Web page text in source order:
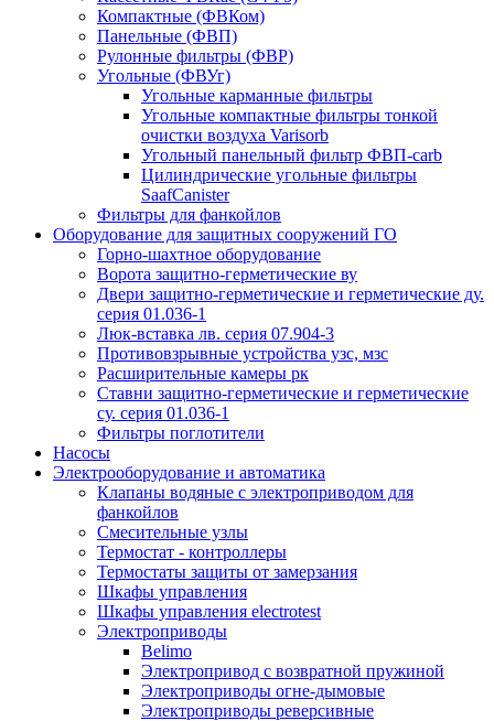
Компактные (ФВКом)
Панельные (ФВП)
Рулонные фильтры (ФВР)
Угольные (ФВУг)
Угольные карманные фильтры
Угольные компактные фильтры тонкой
очистки воздуха Varisorb
Угольный панельный фильтр ФВП-carb
Цилиндрические угольные фильтры
SaafCanister
Фильтры для фанкойлов
Оборудование для защитных сооружений ГО
Горно-шахтное оборудование
Ворота защитно-герметические ву
Двери защитно-герметические и герметические ду.
серия 01.036-1
Люк-вставка лв. серия 07.904-3
Противовзрывные устройства узс, мзс
Расширительные камеры рк
Ставни защитно-герметические и герметические
су. серия 01.036-1
Фильтры поглотители
Насосы
Электрооборудование и автоматика
Клапаны водяные с электроприводом для
фанкойлов
Смесительные узлы
Термостат - контроллеры
Термостаты защиты от замерзания
Шкафы управления
Шкафы управления electrotest
Электроприводы
Belimo
Электропривод с возвратной пружиной
Электроприводы огне-дымовые
Электроприводы реверсивные